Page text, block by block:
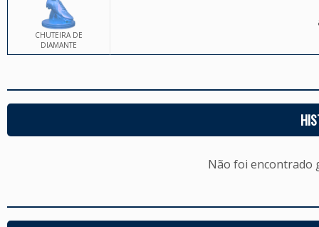
CHUTEIRA DE
DIAMANTE
Não foi encontrado